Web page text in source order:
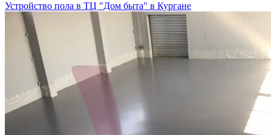
Устройство пола в ТЦ "Дом быта" в Кургане